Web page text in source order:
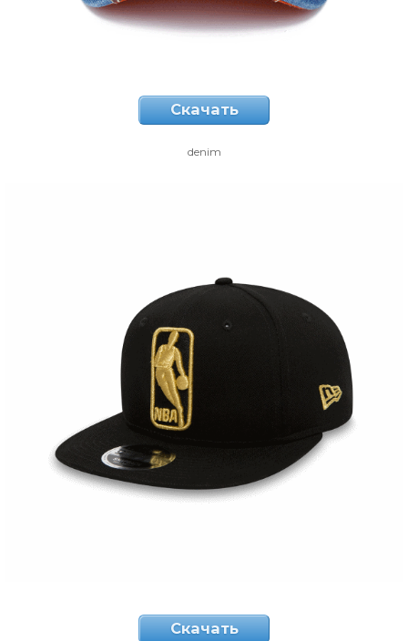
Скачать
denim
Скачать